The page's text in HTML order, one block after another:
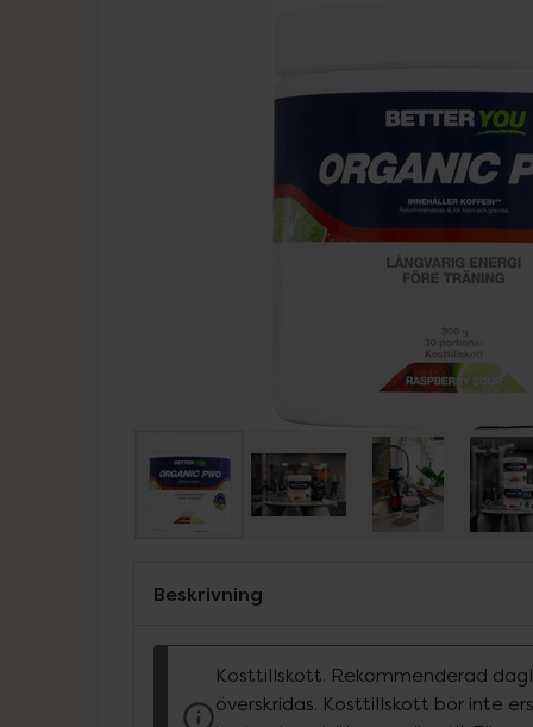
Beskrivning
Kosttillskott. Rekommenderad
överskridas. Kosttillskott bör inte